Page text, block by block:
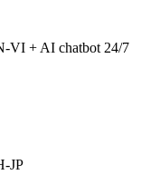
VI + AI chatbot 24/7
JP